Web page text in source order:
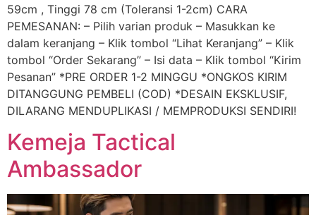
59cm , Tinggi 78 cm (Toleransi 1-2cm) CARA
PEMESANAN: – Pilih varian produk – Masukkan ke
dalam keranjang – Klik tombol “Lihat Keranjang” – Klik
tombol “Order Sekarang” – Isi data – Klik tombol “Kirim
Pesanan” *PRE ORDER 1-2 MINGGU *ONGKOS KIRIM
DITANGGUNG PEMBELI (COD) *DESAIN EKSKLUSIF,
DILARANG MENDUPLIKASI / MEMPRODUKSI SENDIRI!
Kemeja Tactical
Ambassador